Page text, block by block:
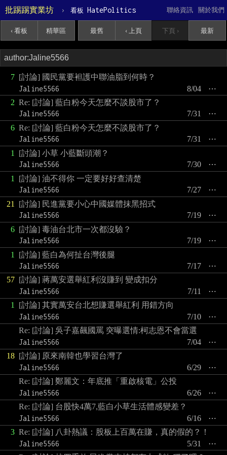
批踢踢實業坊 › 看板 HatePolitics 關於我們
聯絡資訊
‹ 看板 精華區 最舊 ‹ 上頁 下頁 › 最新
7 [討論] 國民黨要袒護中聯油脂到何時？
Jaline5566
⋯
8/04
2 Re: [討論] 藍白粉今天怎麼不談股市了？
Jaline5566
⋯
7/31
6 Re: [討論] 藍白粉今天怎麼不談股市了？
Jaline5566
⋯
7/31
1
[討論] 小草 小藍斷頭潮？
Jaline5566
⋯
7/30
1
[討論] 油不得你 一定要好好查清楚
Jaline5566
⋯
7/27
21
[討論] 民進黨要小心中國媒體抹黑招式
Jaline5566
⋯
7/19
6 [討論] 毒油台北市一次都沒驗？
Jaline5566
⋯
7/19
1
[討論] 藍白為何扯台灣後腿
Jaline5566
⋯
7/17
57 [討論] 蔣萬安選舉紅利沒賺到 變成扣分
Jaline5566
⋯
7/11
1 [討論] 其實萬安台北想賺選舉紅利 用錯方向
Jaline5566
⋯
7/10
Re: [討論] 吳子嘉飆國罵 突曝選情:柯志恩不會當選
Jaline5566
⋯
7/04
18 [討論] 原來南韓也學習台灣了
Jaline5566
⋯
6/29
Re: [討論] 鄭麗文：年底推「重啟核電」公投
Jaline5566
⋯
6/26
Re: [討論] 台股快4萬7,藍白小草生活體感變差？
Jaline5566
⋯
6/16
3 Re: [討論] 八卦熱議：股板上百萬在賺，真的假的？！
Jaline5566
⋯
5/31